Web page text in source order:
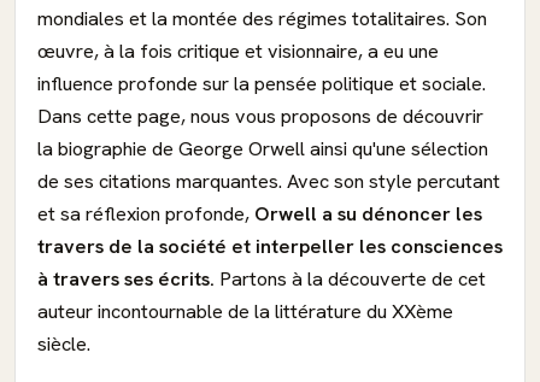
mondiales et la montée des régimes totalitaires. Son
œuvre, à la fois critique et visionnaire, a eu une
influence profonde sur la pensée politique et sociale.
Dans cette page, nous vous proposons de découvrir
la biographie de George Orwell ainsi qu'une sélection
de ses citations marquantes. Avec son style percutant
et sa réflexion profonde, Orwell a su dénoncer les
travers de la société et interpeller les consciences
à travers ses écrits. Partons à la découverte de cet
auteur incontournable de la littérature du XXème
siècle.